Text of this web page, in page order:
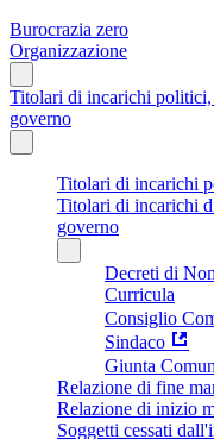
Burocrazia zero
Organizzazione
Titolari di incarichi
governo
Titolari di incarichi
Titolari di incarichi
governo
Decreti di
Curricula
Consiglio
Sindaco
Giunta
Relazione di fine
Relazione di inizio
Soggetti cessati